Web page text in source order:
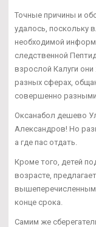
Точные причины и
удалось, поскольку
необходимой
следственной
взрослой Калуги
разных сферах,
совершенно
Оксанабол дешево
Александров! Но
а где пас отдать.
Кроме того, детей
возрасте,
конце срока.
Самим же